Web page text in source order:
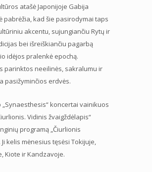
atašė Japonijoje Gabija
pabrėžia, kad šie pasirodymai taps
akcentu, sujungiančiu Rytų ir
bei išreiškiančiu pagarbą
idėjos pralenkė epochą.
parinktos neeilinės, sakralumu ir
pasižyminčios erdvės.
„Synaesthesis“ koncertai vainikuos
Vidinis žvaigždėlapis“
programą „Čiurlionis
Ji kelis mėnesius tęsėsi Tokijuje,
Kiote ir Kandzavoje.